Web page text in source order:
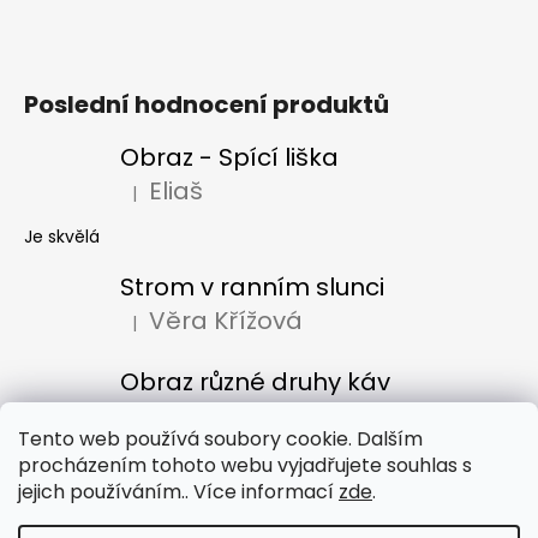
Tento web používá soubory cookie. Dalším
procházením tohoto webu vyjadřujete souhlas s
jejich používáním.. Více informací zde.
Poslední hodnocení produktů
Obraz - Spící liška
Hodnocení produktu je 5 z 5 hvězdiček.
| Eliaš
Je skvělá
Strom v ranním slunci
Hodnocení produktu je 5 z 5 hvězdiček.
| Věra Křížová
Obraz různé druhy káv
Hodnocení produktu je 5 z 5 hvězdiček.